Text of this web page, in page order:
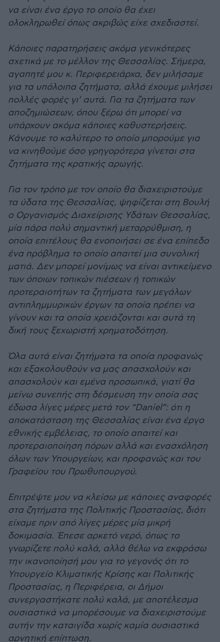
να είναι ένα έργο το οποίο θα έχει
ολοκληρωθεί όπως ακριβώς είχε σχεδιαστεί.
Κάποιες παρατηρήσεις ακόμα γενικότερες
σχετικά με το μέλλον της Θεσσαλίας. Σήμερα,
αγαπητέ μου κ. Περιφερειάρχα, δεν μιλήσαμε
για τα υπόλοιπα ζητήματα, αλλά έχουμε μιλήσει
πολλές φορές γι’ αυτά. Για τα ζητήματα των
αποζημιώσεων, όπου ξέρω ότι μπορεί να
υπάρχουν ακόμα κάποιες καθυστερήσεις.
Κάνουμε το καλύτερο το οποίο μπορούμε για
να κινηθούμε όσο γρηγορότερα γίνεται στα
ζητήματα της κρατικής αρωγής.
Για τον τρόπο με τον οποίο θα διαχειριστούμε
τα ύδατα της Θεσσαλίας, ψηφίζεται στη Βουλή
ο Οργανισμός Διαχείρισης Υδάτων Θεσσαλίας,
μία πάρα πολύ σημαντική μεταρρύθμιση, η
οποία επιτέλους θα ενοποιήσει σε ένα επίπεδο
ένα πρόβλημα το οποίο απαιτεί μια συνολική
ματιά. Δεν μπορεί μονίμως να είναι αντικείμενο
των όποιων τοπικών πιέσεων ή τοπικών
προτεραιοτήτων τα ζητήματα των μεγάλων
αντιπλημμυρικών έργων τα οποία πρέπει να
γίνουν και τα οποία χρειάζονται και αυτά τη
δική τους ξεχωριστή χρηματοδότηση.
Όλα αυτά είναι ζητήματα τα οποία προφανώς
και εξακολουθούν να μας απασχολούν και
απασχολούν και εμένα προσωπικά, γιατί θα
μείνω συνεπής στη δέσμευση την οποία σας
έδωσα λίγες μέρες μετά τον “Daniel”: ότι η
αποκατάσταση της Θεσσαλίας είναι ένα έργο
εθνικής εμβέλειας, το οποίο απαιτεί και
προτεραιοποίηση πόρων αλλά και ενασχόληση
όλων των Υπουργείων, και προφανώς και του
Γραφείου του Πρωθυπουργού.
Επιτρέψτε μου να κλείσω με κάποιες αναφορές
στα ζητήματα της Πολιτικής Προστασίας, διότι
είχαμε πριν από λίγες μέρες μία μικρή
δοκιμασία. Έπεσε αρκετό νερό, όπως το
γνωρίζετε πολύ καλά, αλλά θέλω να εκφράσω
την ικανοποίησή μου για το γεγονός ότι το
Υπουργείο Κλιματικής Κρίσης και Πολιτικής
Προστασίας, η Περιφέρεια, οι Δήμοι
συνεργαστήκατε πολύ καλά, με αποτέλεσμα
ουσιαστικά να μπορέσουμε να διαχειριστούμε
αυτήν την καταιγίδα χωρίς καμία ουσιαστικά
αρνητική επίπτωση.